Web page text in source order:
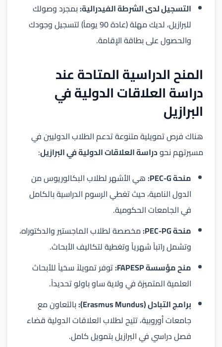
التسجيل لدى الشرطة الفيدرالية:بمجرد وصولك
للبرازيل، لديك مهلة (عادة 90 يوماً) لتسجيل وجودك
والحصول على بطاقة الإقامة.
المنح الدراسية المتاحة عند
دراسة العلاقات الدولية في
البرازيل
هناك فرص تمويلية متنوعة تدعم الطلاب الدوليين في
مسيرتهم نحودراسة العلاقات الدولية في البرازيل:
منحة PEC-G:
هي الأشهر لطلاب البكالوريوس من
الدول النامية، حيث تغطي الرسوم الدراسية بالكامل
في الجامعات الحكومية.
منحة PEC-PG:
مخصصة لطلاب الماجستير والدكتوراه،
وتشمل راتباً شهرياً وتغطية لتكاليف الأبحاث.
منح مؤسسة FAPESP:
توفر تمويلاً سخياً للأبحاث
العلمية المتميزة في ولاية ساو باولو تحديداً.
برامج التبادل (Erasmus Mundus):
بالتعاون مع
جامعات أوروبية، تتيح لطلاب العلاقات الدولية قضاء
فصل دراسي في البرازيل بتمويل كامل.